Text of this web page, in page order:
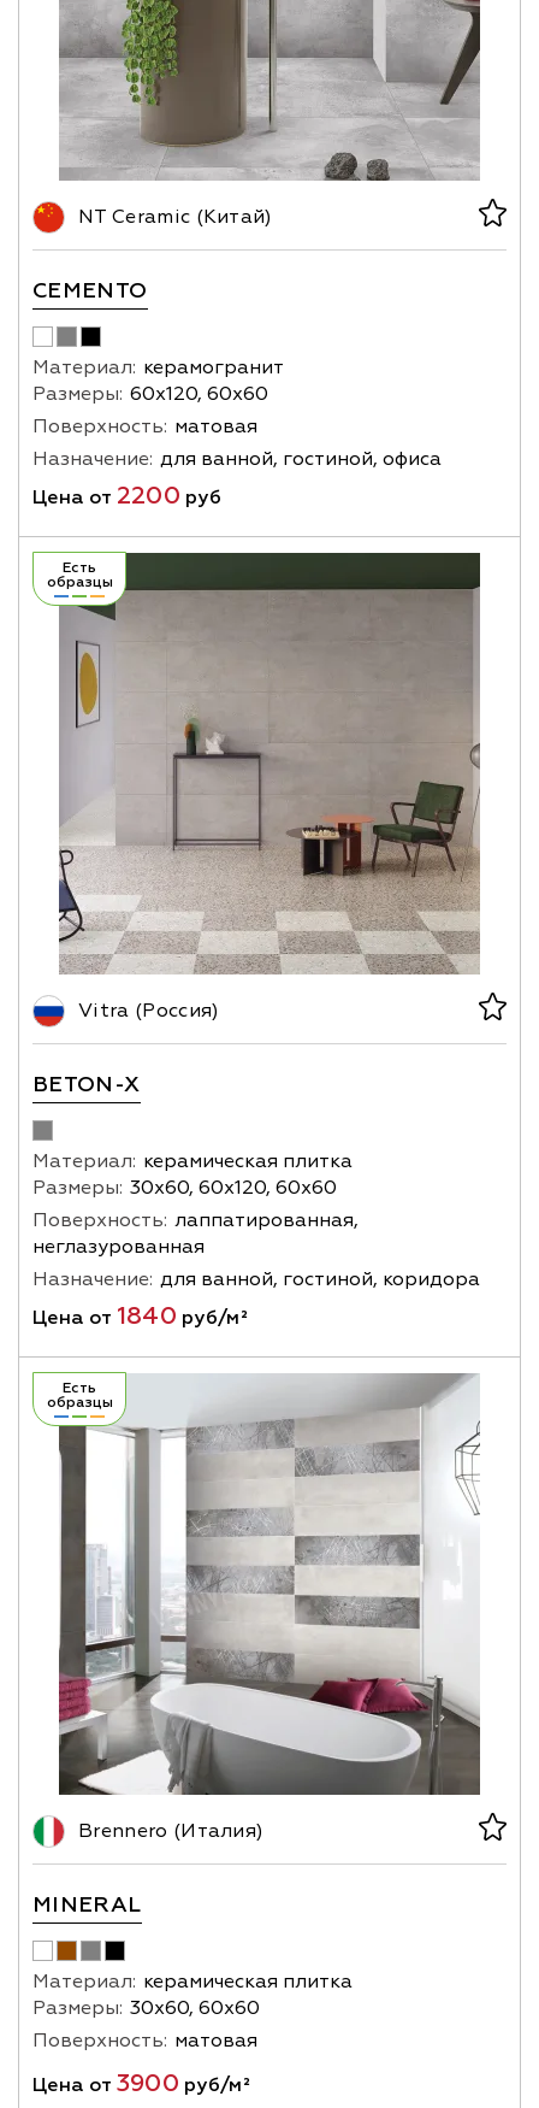
NT Ceramic (Китай)
CEMENTO
Материал: керамогранит
Размеры: 60х120, 60х60
Поверхность: матовая
Назначение: для ванной, гостиной, офиса
Цена от 2200 руб
Есть
образцы
Vitra (Россия)
BETON-X
Материал: керамическая плитка
Размеры: 30х60, 60х120, 60х60
Поверхность: лаппатированная,
неглазурованная
Назначение: для ванной, гостиной, коридора
Цена от 1840 руб/м²
Есть
образцы
Brennero (Италия)
MINERAL
Материал: керамическая плитка
Размеры: 30х60, 60х60
Поверхность: матовая
Цена от 3900 руб/м²